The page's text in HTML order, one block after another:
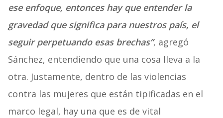
ese enfoque, entonces hay que entender la
gravedad que significa para nuestros país, el
seguir perpetuando esas brechas”, agregó
Sánchez, entendiendo que una cosa lleva a la
otra. Justamente, dentro de las violencias
contra las mujeres que están tipificadas en el
marco legal, hay una que es de vital